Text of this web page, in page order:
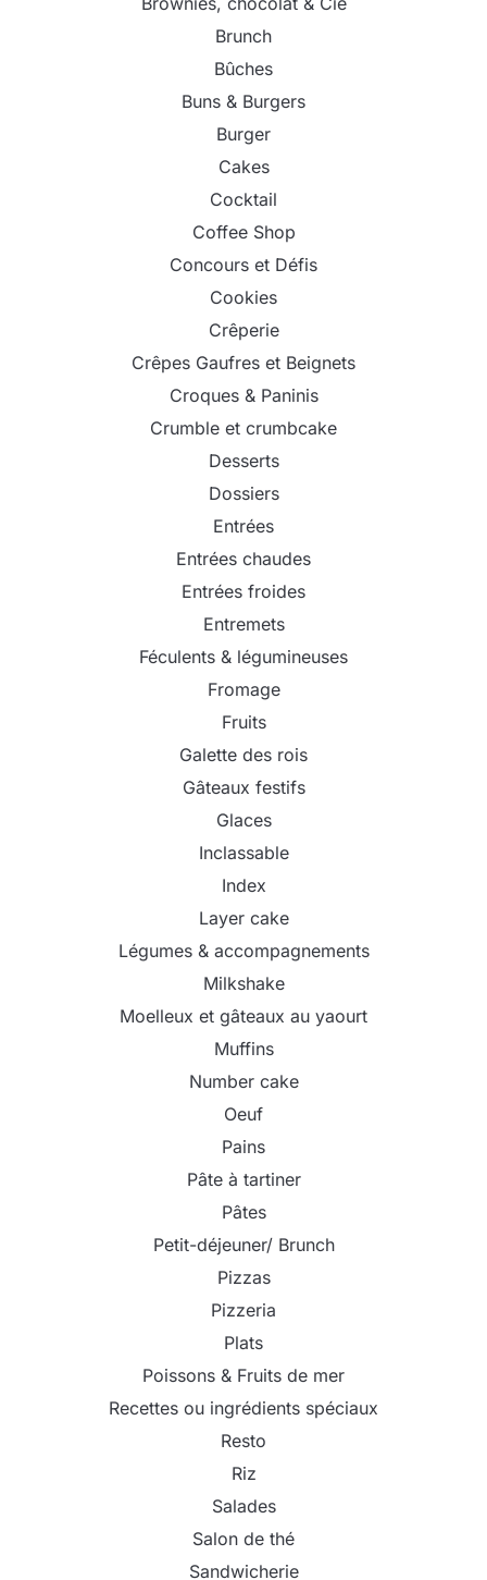
Brunch
Bûches
Buns & Burgers
Burger
Cakes
Cocktail
Coffee Shop
Concours et Défis
Cookies
Crêperie
Crêpes Gaufres et Beignets
Croques & Paninis
Crumble et crumbcake
Desserts
Dossiers
Entrées
Entrées chaudes
Entrées froides
Entremets
Féculents & légumineuses
Fromage
Fruits
Galette des rois
Gâteaux festifs
Glaces
Inclassable
Index
Layer cake
Légumes & accompagnements
Milkshake
Moelleux et gâteaux au yaourt
Muffins
Number cake
Oeuf
Pains
Pâte à tartiner
Pâtes
Petit-déjeuner/ Brunch
Pizzas
Pizzeria
Plats
Poissons & Fruits de mer
Recettes ou ingrédients spéciaux
Resto
Riz
Salades
Salon de thé
Sandwicherie